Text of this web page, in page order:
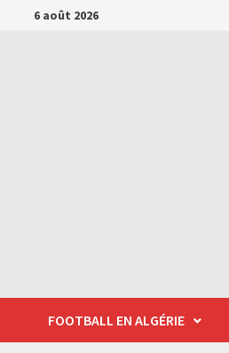
Passer6 août 2026
FOOTBALL EN ALGÉRIE